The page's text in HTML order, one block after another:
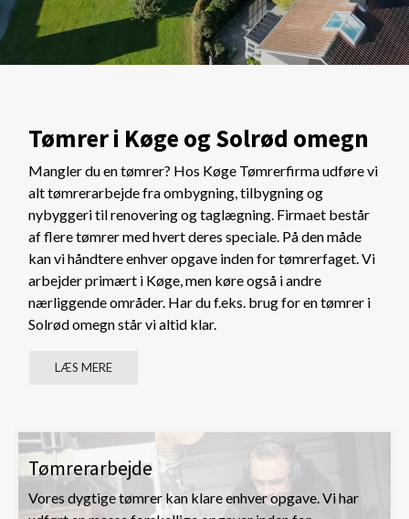
Tømrer i Køge og Solrød omegn
Mangler du en tømrer? Hos Køge Tømrerfirma udføre vi
alt tømrerarbejde fra ombygning, tilbygning og
nybyggeri til renovering og taglægning. Firmaet består
af flere tømrer med hvert deres speciale. På den måde
kan vi håndtere enhver opgave inden for tømrerfaget. Vi
arbejder primært i Køge, men køre også i andre
nærliggende områder. Har du f.eks. brug for en tømrer i
Solrød omegn står vi altid klar.
LÆS MERE
Tømrerarbejde
Vores dygtige tømrer kan klare enhver opgave. Vi har